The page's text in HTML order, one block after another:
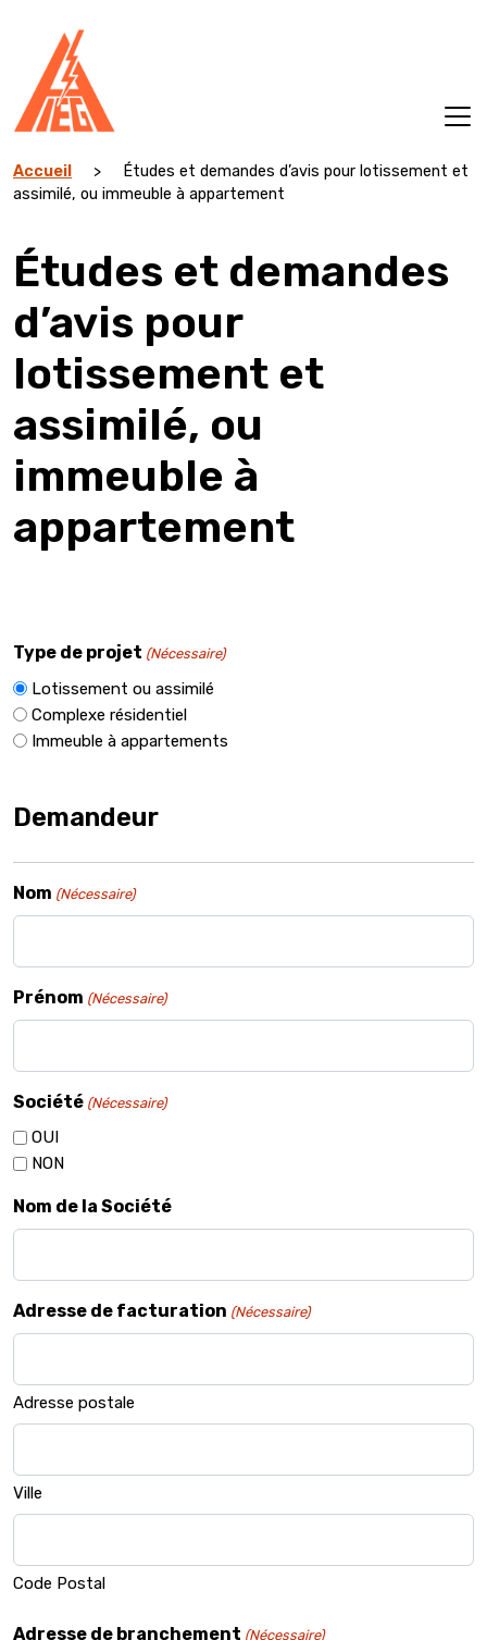
contenu
Accueil >
Études et demandes d’avis pour lotissement et
assimilé, ou immeuble à appartement
Études et demandes
d’avis pour
lotissement et
assimilé, ou
immeuble à
appartement
Type de projet (Nécessaire)
Lotissement ou assimilé
Complexe résidentiel
Immeuble à appartements
Demandeur
Nom (Nécessaire)
Prénom (Nécessaire)
Société (Nécessaire)
OUI
NON
Nom de la Société
Adresse de facturation (Nécessaire)
Adresse postale
Ville
Code Postal
Adresse de branchement (Nécessaire)